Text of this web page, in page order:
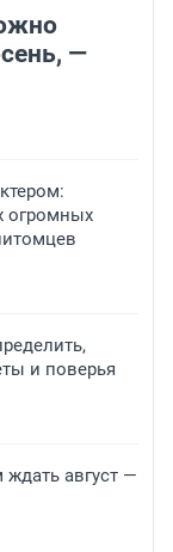
—
огромных
и поверья
август —